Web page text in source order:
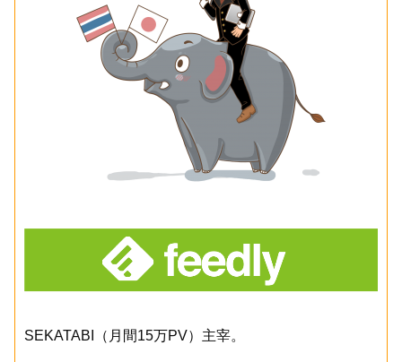
SEKATABI（月間15万PV）主宰。